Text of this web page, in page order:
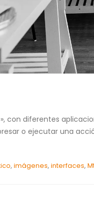
con diferentes
o ejecutar una
,imágenes,interfaces,